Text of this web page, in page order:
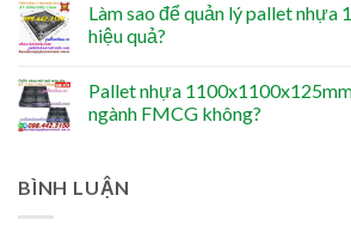
Làm sao để quản lý pallet
hiệu quả?
Pallet nhựa
ngành FMCG không?
BÌNH LUẬN